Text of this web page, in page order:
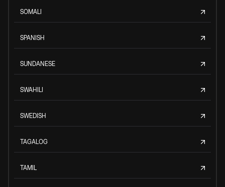
SOMALI
SPANISH
SUNDANESE
SWAHILI
SWEDISH
TAGALOG
TAMIL